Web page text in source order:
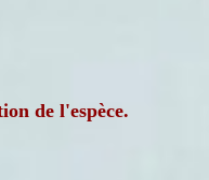
de l'espèce.